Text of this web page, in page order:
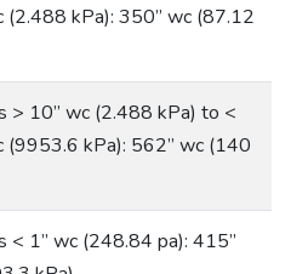
(2.488 kPa): 350” wc (87.12
> 10” wc (2.488 kPa) to <
(9953.6 kPa): 562” wc (140
< 1” wc (248.84 pa): 415”